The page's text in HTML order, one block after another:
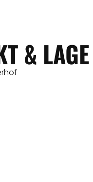
& LAGE